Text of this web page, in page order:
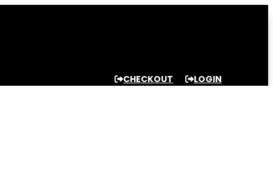
CHECKOUT LOGIN